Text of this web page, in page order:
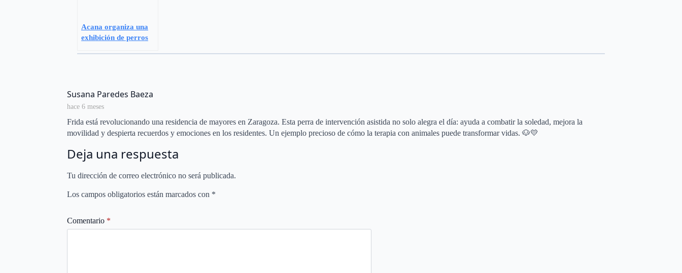
Acana organiza una
exhibición de perros
Susana Paredes Baeza
hace 6 meses
Frida está revolucionando una residencia de mayores en Zaragoza. Esta perra de intervención asistida no solo alegra el día: ayuda a combatir la soledad, mejora la
movilidad y despierta recuerdos y emociones en los residentes. Un ejemplo precioso de cómo la terapia con animales puede transformar vidas. 🐶💛
Deja una respuesta
Tu dirección de correo electrónico no será publicada.
Los campos obligatorios están marcados con *
Comentario *